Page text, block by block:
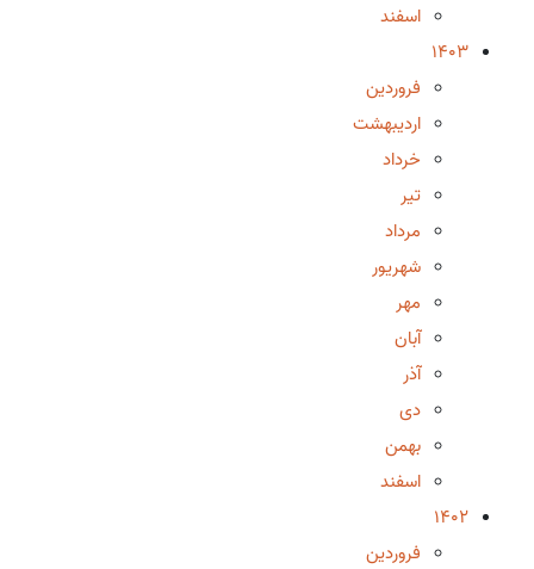
اسفند
1403
فروردین
اردیبهشت
خرداد
تیر
مرداد
شهریور
مهر
آبان
آذر
دی
بهمن
اسفند
1402
فروردین